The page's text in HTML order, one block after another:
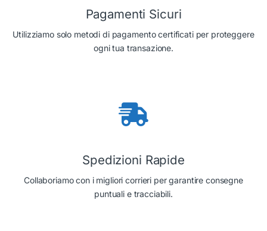
Pagamenti Sicuri
Utilizziamo solo metodi di pagamento certificati per proteggere
ogni tua transazione.
Spedizioni Rapide
Collaboriamo con i migliori corrieri per garantire consegne
puntuali e tracciabili.